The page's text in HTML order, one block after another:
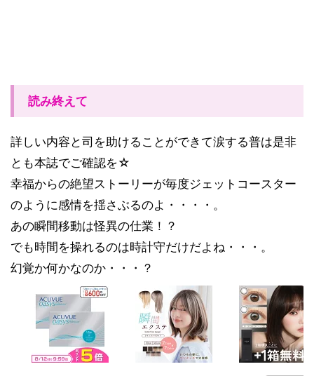
読み終えて
詳しい内容と司を助けることができて涙する普は是非
とも本誌でご確認を☆
幸福からの絶望ストーリーが毎度ジェットコースター
のように感情を揺さぶるのよ・・・・。
あの瞬間移動は怪異の仕業！？
でも時間を操れるのは時計守だけだよね・・・。
幻覚か何かなのか・・・？